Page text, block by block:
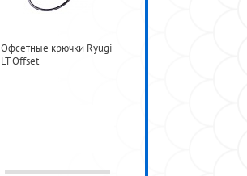
Офсетные крючки Ryugi
LT Offset